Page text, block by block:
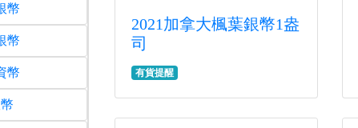
幣
幣
幣
2021加拿大楓葉銀幣1盎
司
有貨提醒